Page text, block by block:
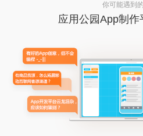
你可能遇到
应用公园App制